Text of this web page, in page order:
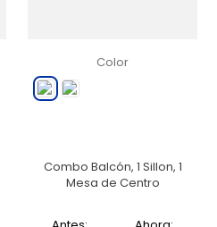
Color
Combo Balcón, 1 Sillon, 1
Mesa de Centro